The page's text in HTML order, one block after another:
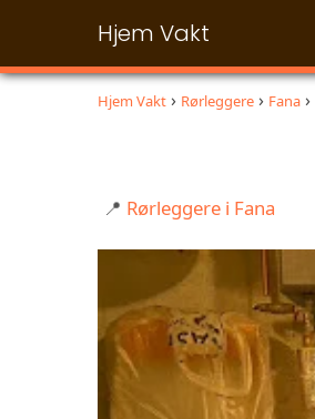
Hjem Vakt
Hjem Vakt Rørleggere Fana
📍 Rørleggere i Fana